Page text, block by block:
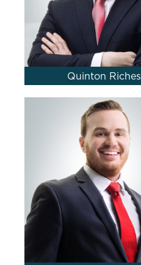
Quinton Riches